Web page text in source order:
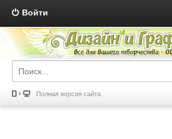
Войти
Полная версия сайта